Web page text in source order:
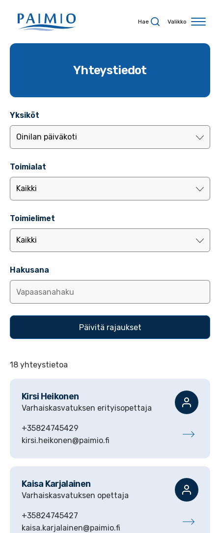
Hae Valikko
Yhteystiedot
Yksiköt
Toimialat
Toimielimet
Hakusana
18 yhteystietoa
Kirsi Heikonen
Varhaiskasvatuksen erityisopettaja
+35824745429
kirsi.heikonen@paimio.fi
Kaisa Karjalainen
Varhaiskasvatuksen opettaja
+35824745427
kaisa.karjalainen@paimio.fi